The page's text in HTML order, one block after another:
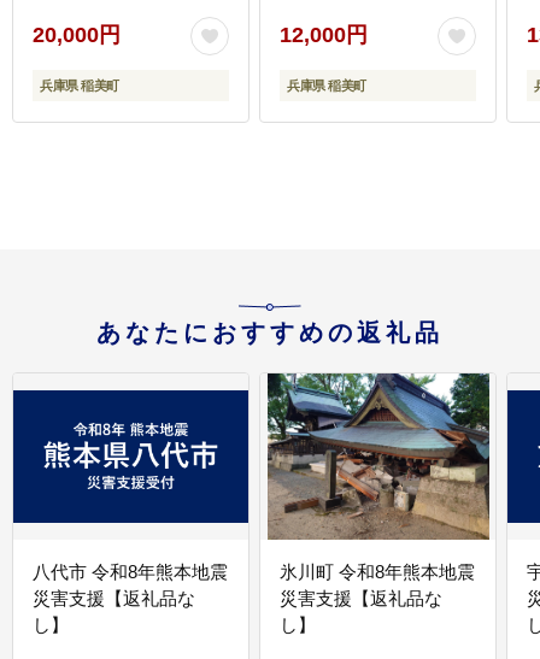
20,000円
兵庫県 稲美町
12,000円
兵庫県 稲美町
あなたにおすすめの返礼品
八代市 令和8年熊本地震
災害支援【返礼品な
し】
氷川町 令和8年熊本地震
災害支援【返礼品な
し】